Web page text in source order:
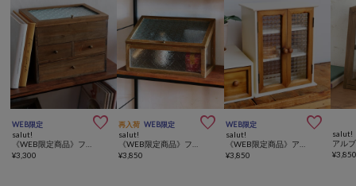
WEB限定 
salut!
¥3,300
再入荷 WEB限定 
salut!
¥3,850
WEB限定 
salut!
¥3,850
salut!
¥